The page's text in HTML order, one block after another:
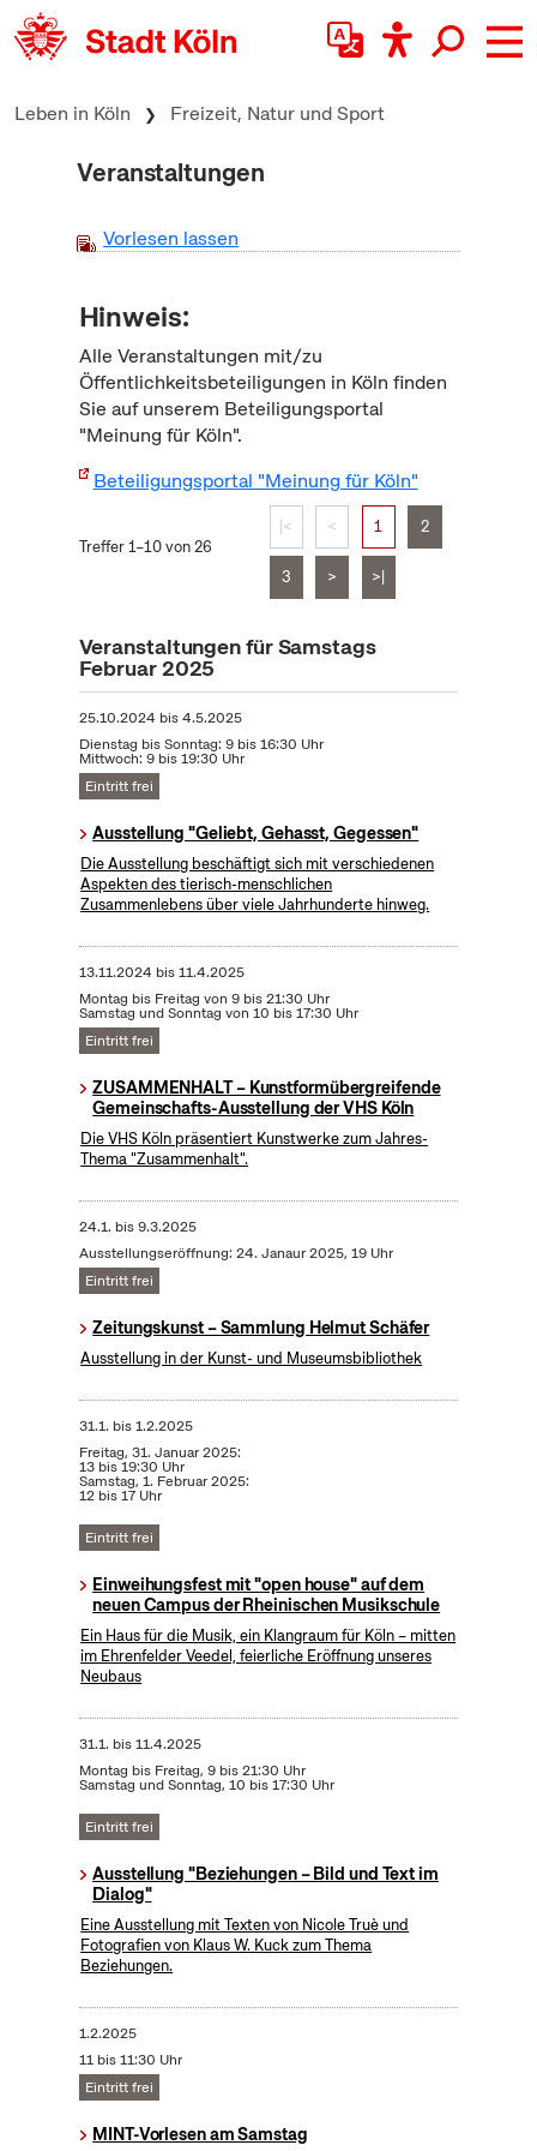
zum Inhalt springen
Leben in Köln Freizeit, Natur und Sport
Veranstaltungen
Vorlesen lassen
Hinweis:
Alle Veranstaltungen mit/zu
Öffentlichkeitsbeteiligungen in Köln finden
Sie auf unserem Beteiligungsportal
"Meinung für Köln".
Beteiligungsportal "Meinung für Köln"
Treffer 1–10 von 26
|< < 1 2
3 > >|
Veranstaltungen für Samstags
Februar 2025
25.10.2024 bis4.5.2025
Dienstag bis Sonntag: 9 bis 16:30 Uhr
Mittwoch: 9 bis 19:30 Uhr
Eintritt frei
Ausstellung "Geliebt, Gehasst, Gegessen"
Die Ausstellung beschäftigt sich mit verschiedenen
Aspekten des tierisch-menschlichen
Zusammenlebens über viele Jahrhunderte hinweg.
13.11.2024 bis11.4.2025
Montag bis Freitag von 9 bis 21:30 Uhr
Samstag und Sonntag von 10 bis 17:30 Uhr
Eintritt frei
ZUSAMMENHALT – Kunstformübergreifende
Gemeinschafts-Ausstellung der VHS Köln
Die VHS Köln präsentiert Kunstwerke zum Jahres-
Thema "Zusammenhalt".
24.1. bis9.3.2025
Ausstellungseröffnung: 24. Janaur 2025, 19 Uhr
Eintritt frei
Zeitungskunst – Sammlung Helmut Schäfer
Ausstellung in der Kunst- und Museumsbibliothek
31.1. bis1.2.2025
Freitag, 31. Januar 2025:
13 bis 19:30 Uhr
Samstag, 1. Februar 2025:
12 bis 17 Uhr
Eintritt frei
Einweihungsfest mit "open house" auf dem
neuen Campus der Rheinischen Musikschule
Ein Haus für die Musik, ein Klangraum für Köln – mitten
im Ehrenfelder Veedel, feierliche Eröffnung unseres
Neubaus
31.1. bis11.4.2025
Montag bis Freitag, 9 bis 21:30 Uhr
Samstag und Sonntag, 10 bis 17:30 Uhr
Eintritt frei
Ausstellung "Beziehungen – Bild und Text im
Dialog"
Eine Ausstellung mit Texten von Nicole Truè und
Fotografien von Klaus W. Kuck zum Thema
Beziehungen.
1.2.2025
11 bis 11:30 Uhr
Eintritt frei
MINT-Vorlesen am Samstag